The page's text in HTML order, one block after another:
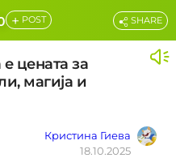
+ POST
цената за
магија и
Кристина Гиева
18.10.2025
SHARE